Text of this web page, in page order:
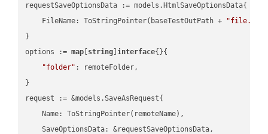
requestSaveOptionsData := models.HtmlSaveOptionsData{
    FileName: ToStringPointer(baseTestOutPath +
"file.OTT"
}
options := map string ]interface{}{
"folder" : remoteFolder,
}
request := &models.SaveAsRequest{
    Name: ToStringPointer(remoteName),
    SaveOptionsData: &requestSaveOptionsData,